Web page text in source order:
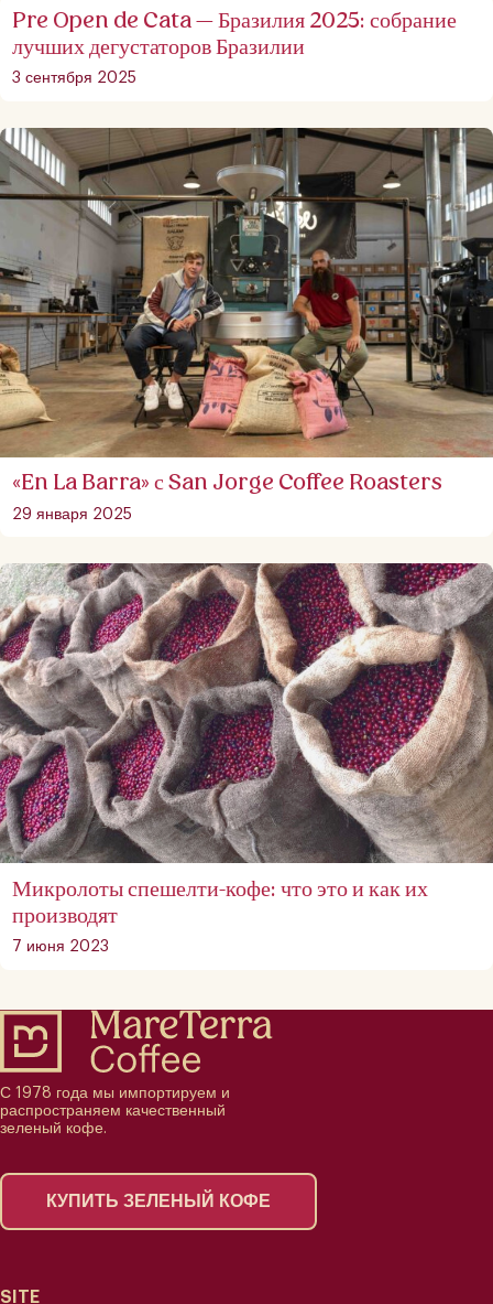
Pre Open de Cata — Бразилия 2025: собрание
лучших дегустаторов Бразилии
3 сентября 2025
«En La Barra» с San Jorge Coffee Roasters
29 января 2025
Микролоты спешелти-кофе: что это и как их
производят
7 июня 2023
С 1978 года мы импортируем и
распространяем качественный
зеленый кофе.
КУПИТЬ ЗЕЛЕНЫЙ КОФЕ
SITE